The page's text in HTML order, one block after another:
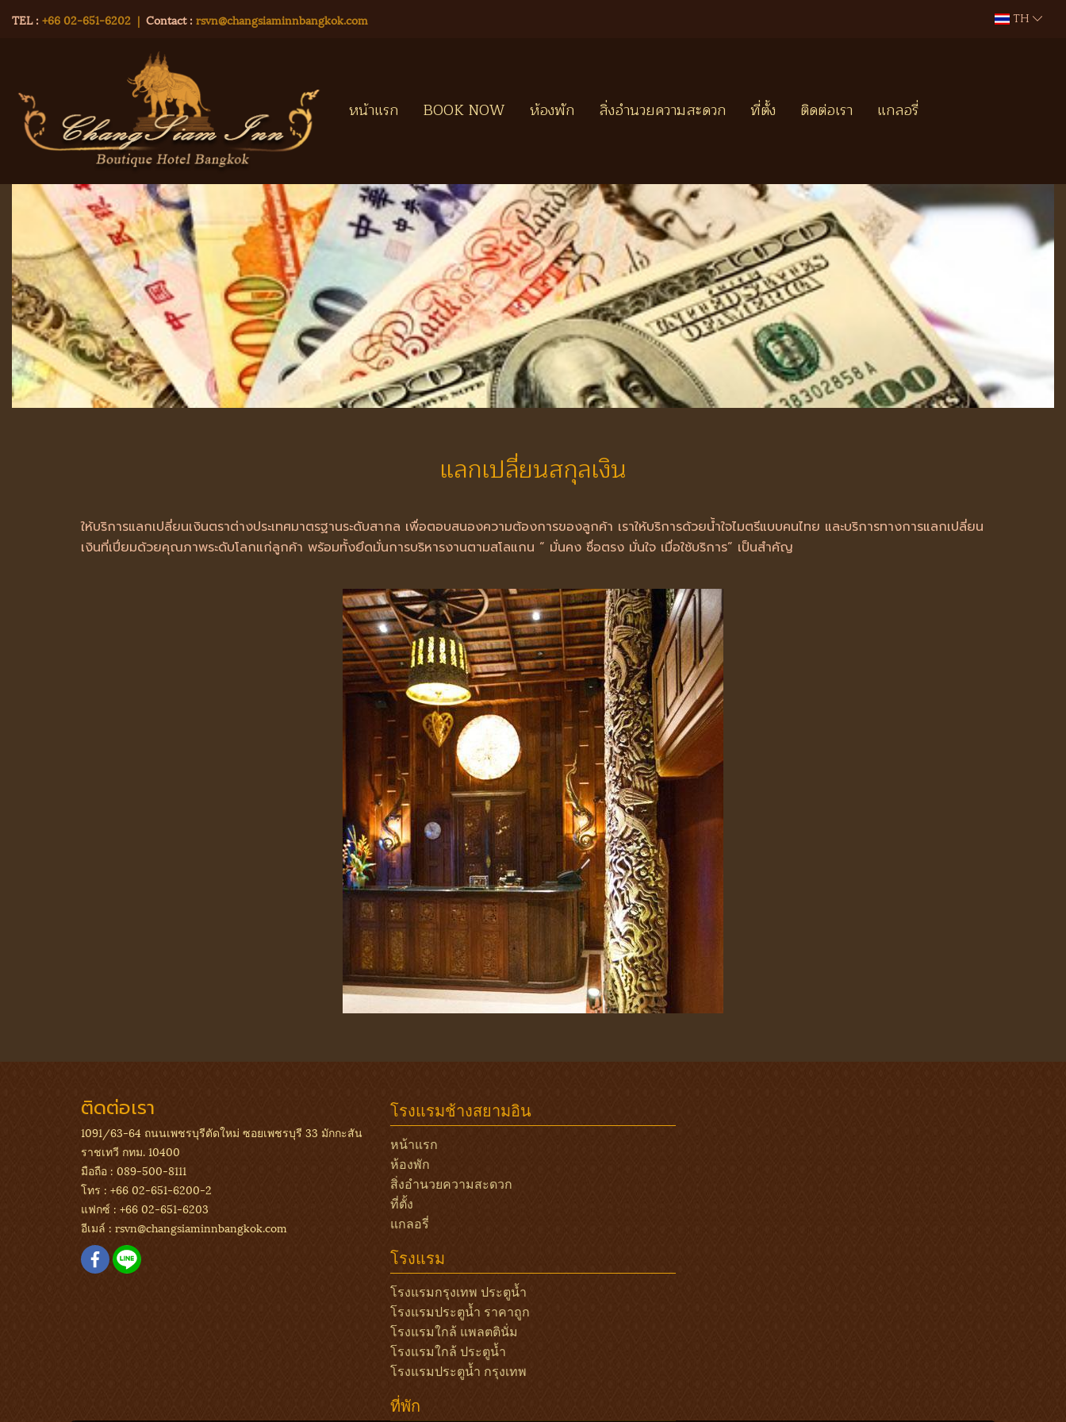
TEL : +66 02-651-6202 | Contact : rsvn@changsiaminnbangkok.com TH
หน้าแรก BOOK NOW ห้องพัก สิ่งอำนวยความสะดวก ที่ตั้ง ติดต่อเรา แกลอรี่
แลกเปลี่ยนสกุลเงิน
ให้บริการแลกเปลี่ยนเงินตราต่างประเทศมาตรฐานระดับสากล เพื่อตอบสนองความต้องการของลูกค้า เราให้บริการด้วยน้ำใจไมตรีแบบคนไทย และบริการทางการแลกเปลี่ยน
เงินที่เปี่ยมด้วยคุณภาพระดับโลกแก่ลูกค้า พร้อมทั้งยึดมั่นการบริหารงานตามสโลแกน “ มั่นคง ซื่อตรง มั่นใจ เมื่อใช้บริการ” เป็นสำคัญ
ติดต่อเรา
1091/63-64 ถนนเพชรบุรีตัดใหม่ ซอยเพชรบุรี 33 มักกะสัน
ราชเทวี กทม. 10400
มือถือ : 089-500-8111
โทร : +66 02-651-6200-2
แฟกซ์ : +66 02-651-6203
อีเมล์ : rsvn@changsiaminnbangkok.com
โรงแรมช้างสยามอิน
หน้าแรก
ห้องพัก
สิ่งอำนวยความสะดวก
ที่ตั้ง
แกลอรี่
โรงแรม
โรงแรมกรุงเทพ ประตูน้ำ
โรงแรมประตูน้ำ ราคาถูก
โรงแรมใกล้ แพลตตินั่ม
โรงแรมใกล้ ประตูน้ำ
โรงแรมประตูน้ำ กรุงเทพ
ที่พัก